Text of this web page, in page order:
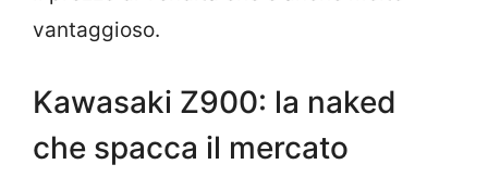
vantaggioso.
Kawasaki Z900: la naked
che spacca il mercato